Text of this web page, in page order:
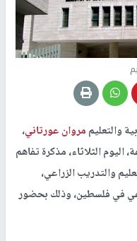
والتعليممروان عورتاني،
اليوم الثلاثاء، مذكرة تفاهم
والتدريب الزراعي،
في فلسطين، وذلك بحضور